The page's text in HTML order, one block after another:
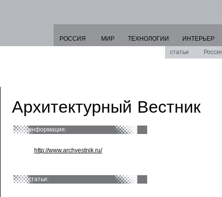
РОССИЯ МИР ТЕХНОЛОГИИ
ИНТЕРЬЕР
статьи
Архитектурный Вестник
информация:
http://www.archvestnik.ru/
статьи: